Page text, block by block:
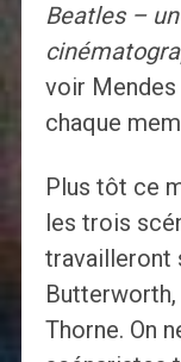
Beatles –
voir
chaque
Plus tôt ce
les trois
travailleront
Thorne. On